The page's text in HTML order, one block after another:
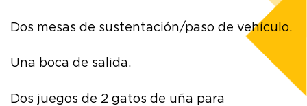
Dos mesas de sustentación/paso de vehículo.
Una boca de salida.
Dos juegos de 2 gatos de uña para